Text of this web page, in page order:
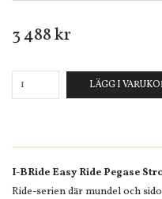
3 488 kr
LÄGG I
I-BRide Easy Ride Pegase
Ride-serien där mundel och